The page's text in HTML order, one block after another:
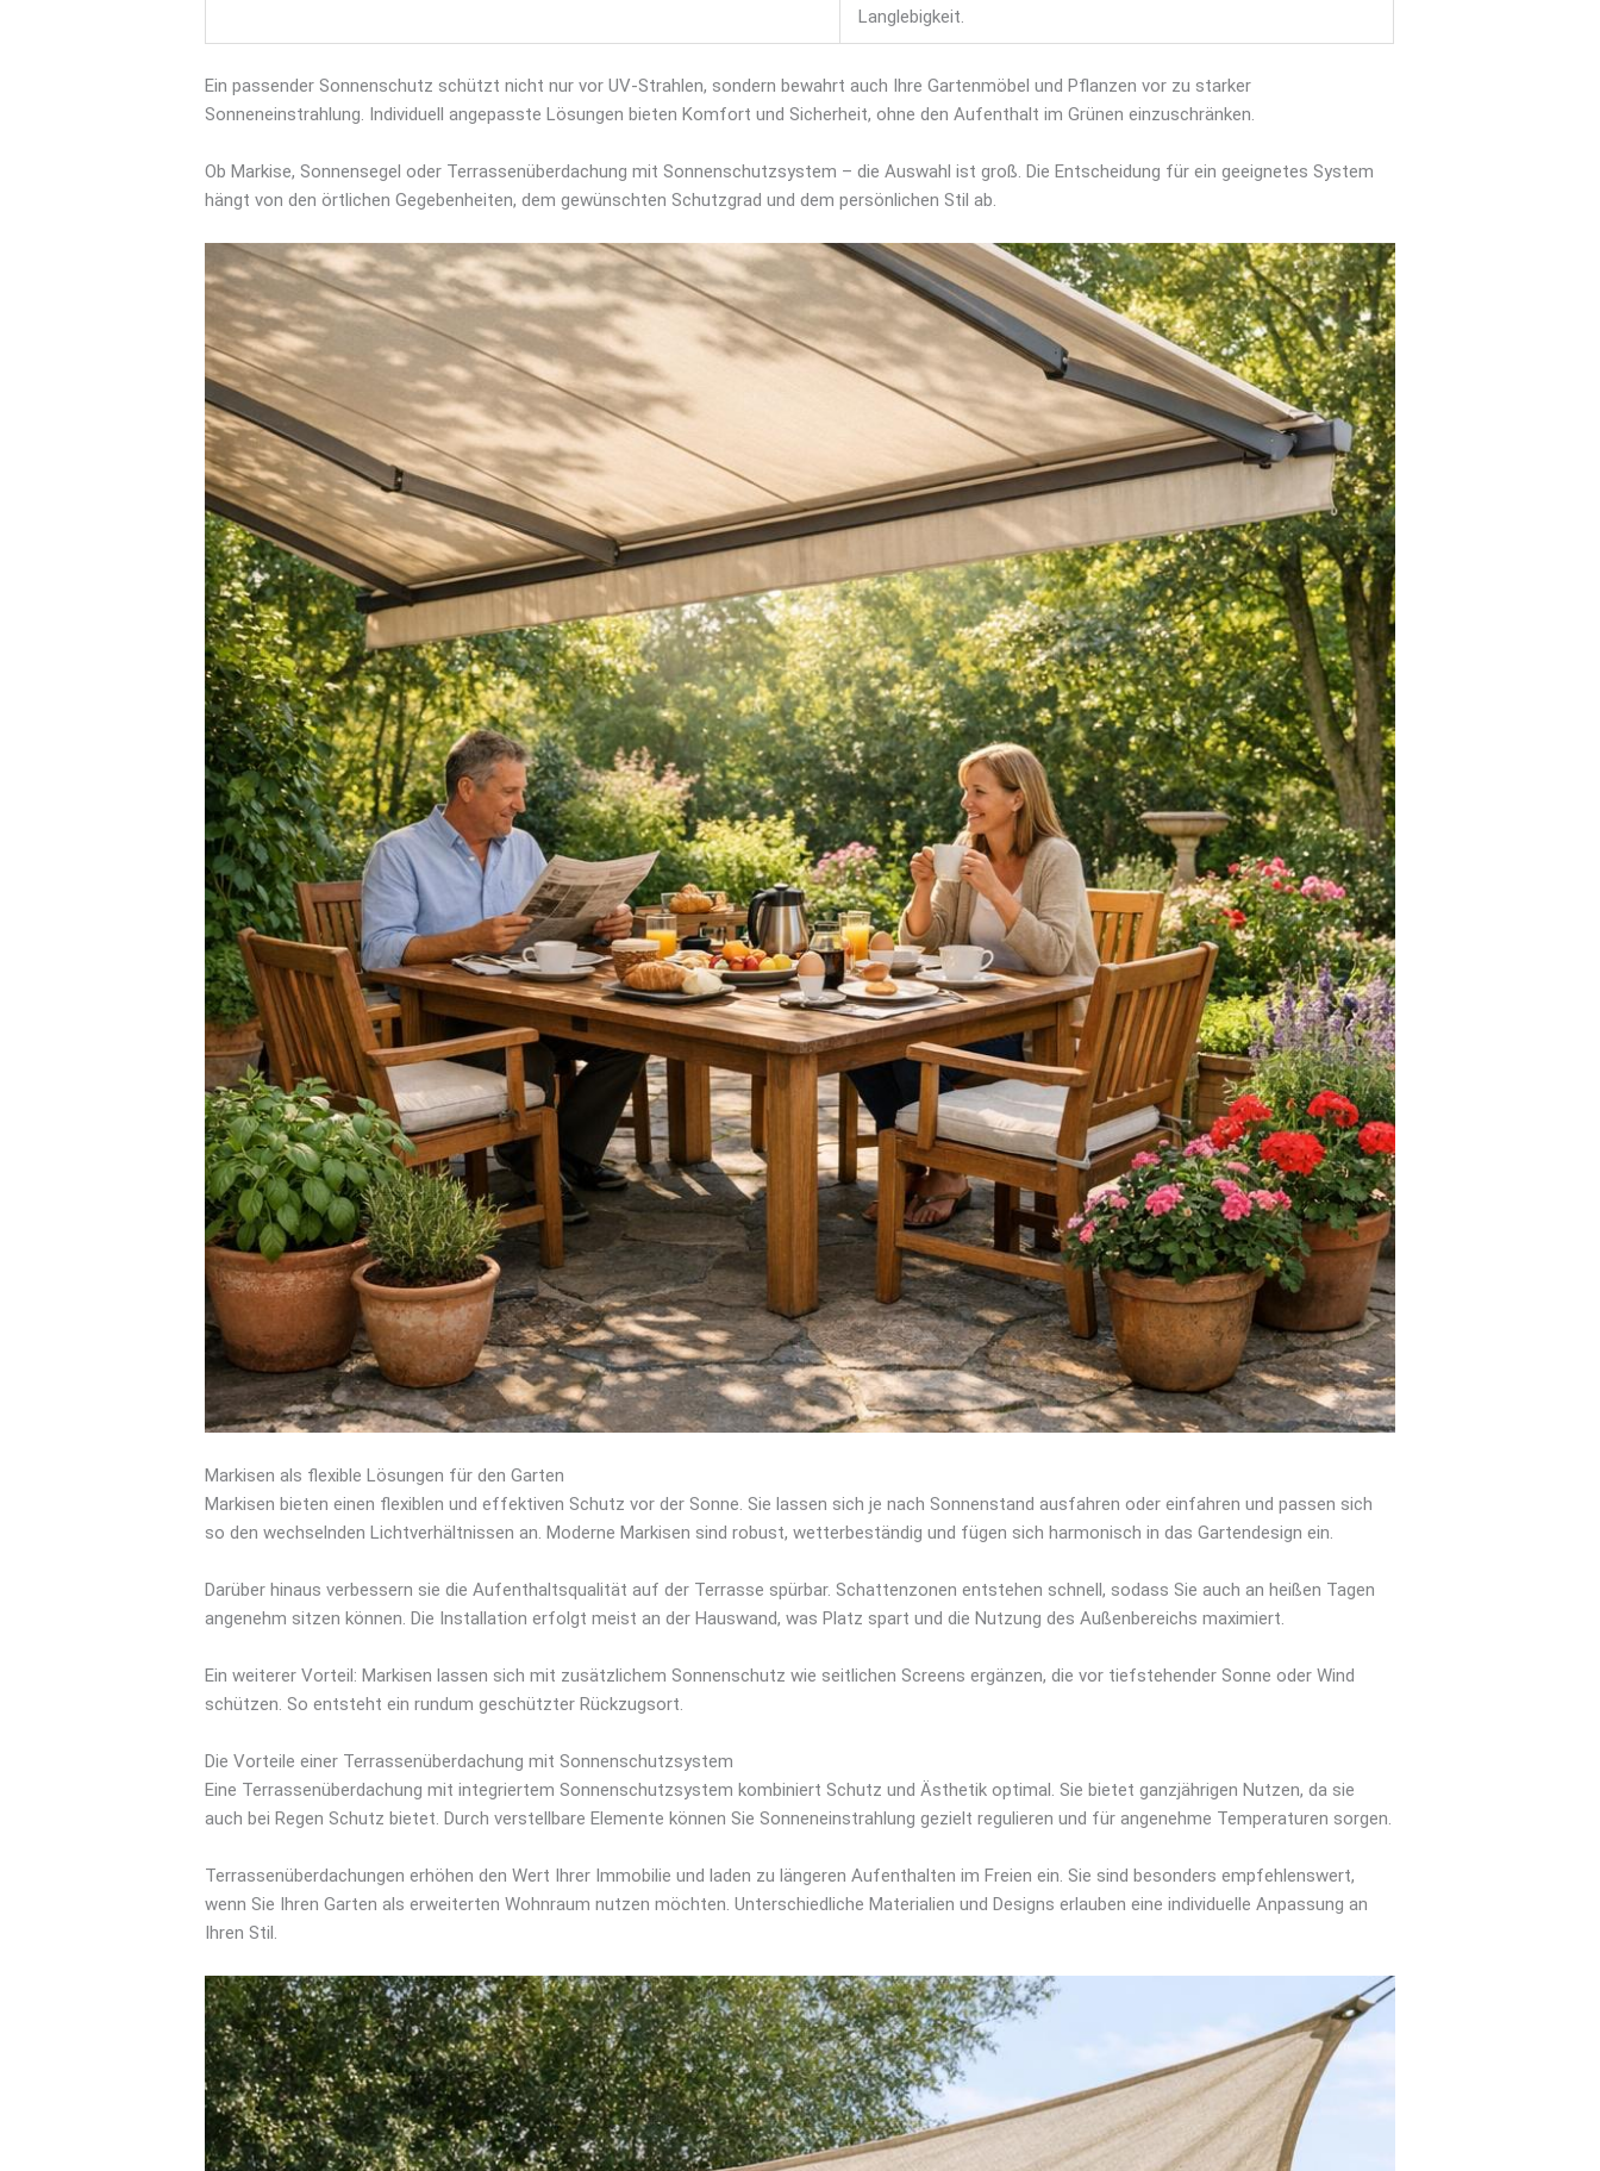
Langlebigkeit.
Ein passender Sonnenschutz schützt nicht nur vor UV-Strahlen, sondern bewahrt auch Ihre Gartenmöbel und Pflanzen vor zu starker
Sonneneinstrahlung. Individuell angepasste Lösungen bieten Komfort und Sicherheit, ohne den Aufenthalt im Grünen einzuschränken.
Ob Markise, Sonnensegel oder Terrassenüberdachung mit Sonnenschutzsystem – die Auswahl ist groß. Die Entscheidung für ein geeignetes System
hängt von den örtlichen Gegebenheiten, dem gewünschten Schutzgrad und dem persönlichen Stil ab.
Markisen als flexible Lösungen für den Garten
Markisen bieten einen flexiblen und effektiven Schutz vor der Sonne. Sie lassen sich je nach Sonnenstand ausfahren oder einfahren und passen sich
so den wechselnden Lichtverhältnissen an. Moderne Markisen sind robust, wetterbeständig und fügen sich harmonisch in das Gartendesign ein.
Darüber hinaus verbessern sie die Aufenthaltsqualität auf der Terrasse spürbar. Schattenzonen entstehen schnell, sodass Sie auch an heißen Tagen
angenehm sitzen können. Die Installation erfolgt meist an der Hauswand, was Platz spart und die Nutzung des Außenbereichs maximiert.
Ein weiterer Vorteil: Markisen lassen sich mit zusätzlichem Sonnenschutz wie seitlichen Screens ergänzen, die vor tiefstehender Sonne oder Wind
schützen. So entsteht ein rundum geschützter Rückzugsort.
Die Vorteile einer Terrassenüberdachung mit Sonnenschutzsystem
Eine Terrassenüberdachung mit integriertem Sonnenschutzsystem kombiniert Schutz und Ästhetik optimal. Sie bietet ganzjährigen Nutzen, da sie
auch bei Regen Schutz bietet. Durch verstellbare Elemente können Sie Sonneneinstrahlung gezielt regulieren und für angenehme Temperaturen sorgen.
Terrassenüberdachungen erhöhen den Wert Ihrer Immobilie und laden zu längeren Aufenthalten im Freien ein. Sie sind besonders empfehlenswert,
wenn Sie Ihren Garten als erweiterten Wohnraum nutzen möchten. Unterschiedliche Materialien und Designs erlauben eine individuelle Anpassung an
Ihren Stil.